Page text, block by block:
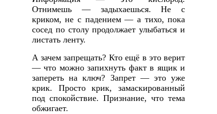
Отнимешь — задыхаешься. Не с
криком, не с падением — а тихо, пока
сосед по столу продолжает улыбаться и
листать ленту.
А зачем запрещать? Кто ещё в это верит
— что можно запихнуть факт в ящик и
запереть на ключ? Запрет — это уже
крик. Просто крик, замаскированный
под спокойствие. Признание, что тема
обжигает.